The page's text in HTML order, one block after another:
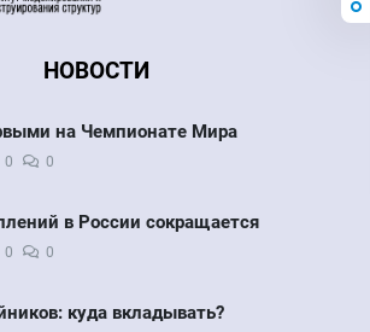
НОВОСТИ
на Чемпионате Мира
0 0
в России сокращается
0 0
куда вкладывать?